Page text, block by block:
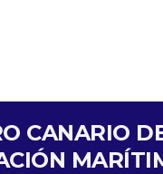
CANARIO